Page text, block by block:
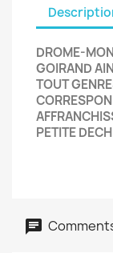
DROME-
GOIRAND
TOUT
PETITE